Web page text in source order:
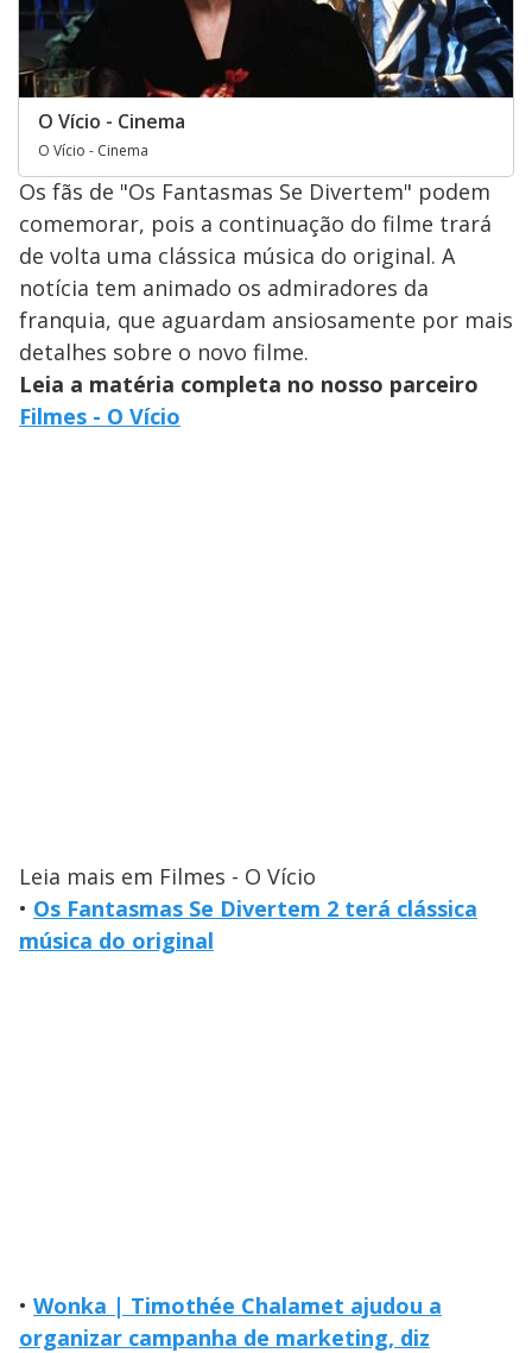
O Vício - Cinema
O Vício - Cinema
Os fãs de "Os Fantasmas Se Divertem" podem
comemorar, pois a continuação do filme trará
de volta uma clássica música do original. A
notícia tem animado os admiradores da
franquia, que aguardam ansiosamente por mais
detalhes sobre o novo filme.
Leia a matéria completa no nosso parceiro
Filmes - O Vício
Leia mais em Filmes - O Vício
• Os Fantasmas Se Divertem 2 terá clássica
música do original
• Wonka | Timothée Chalamet ajudou a
organizar campanha de marketing, diz